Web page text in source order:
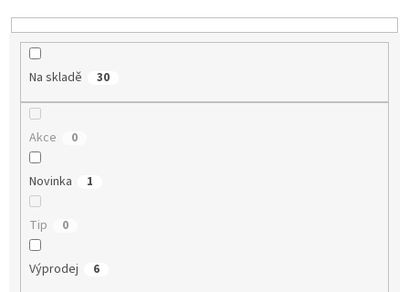
k
t
Na skladě 30
Akce 0
Novinka 1
Tip 0
Výprodej 6